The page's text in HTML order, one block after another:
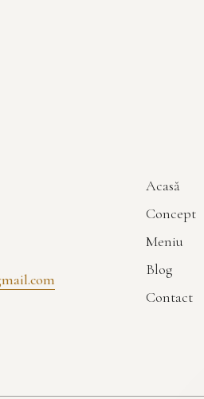
Acasă
Concept
Meniu
Blog
Contact